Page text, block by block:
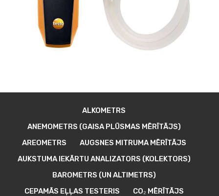
ALKOMETRS
ANEMOMETRS (GAISA PLŪSMAS MĒRĪTĀJS)
AREOMETRS
AUGSNES MITRUMA MĒRĪTĀJS
AUKSTUMA IEKĀRTU ANALIZATORS (KOLEKTORS)
BAROMETRS (UN ALTIMETRS)
CEPAMĀS EĻĻAS TESTERIS
CO₂ MĒRĪTĀJS